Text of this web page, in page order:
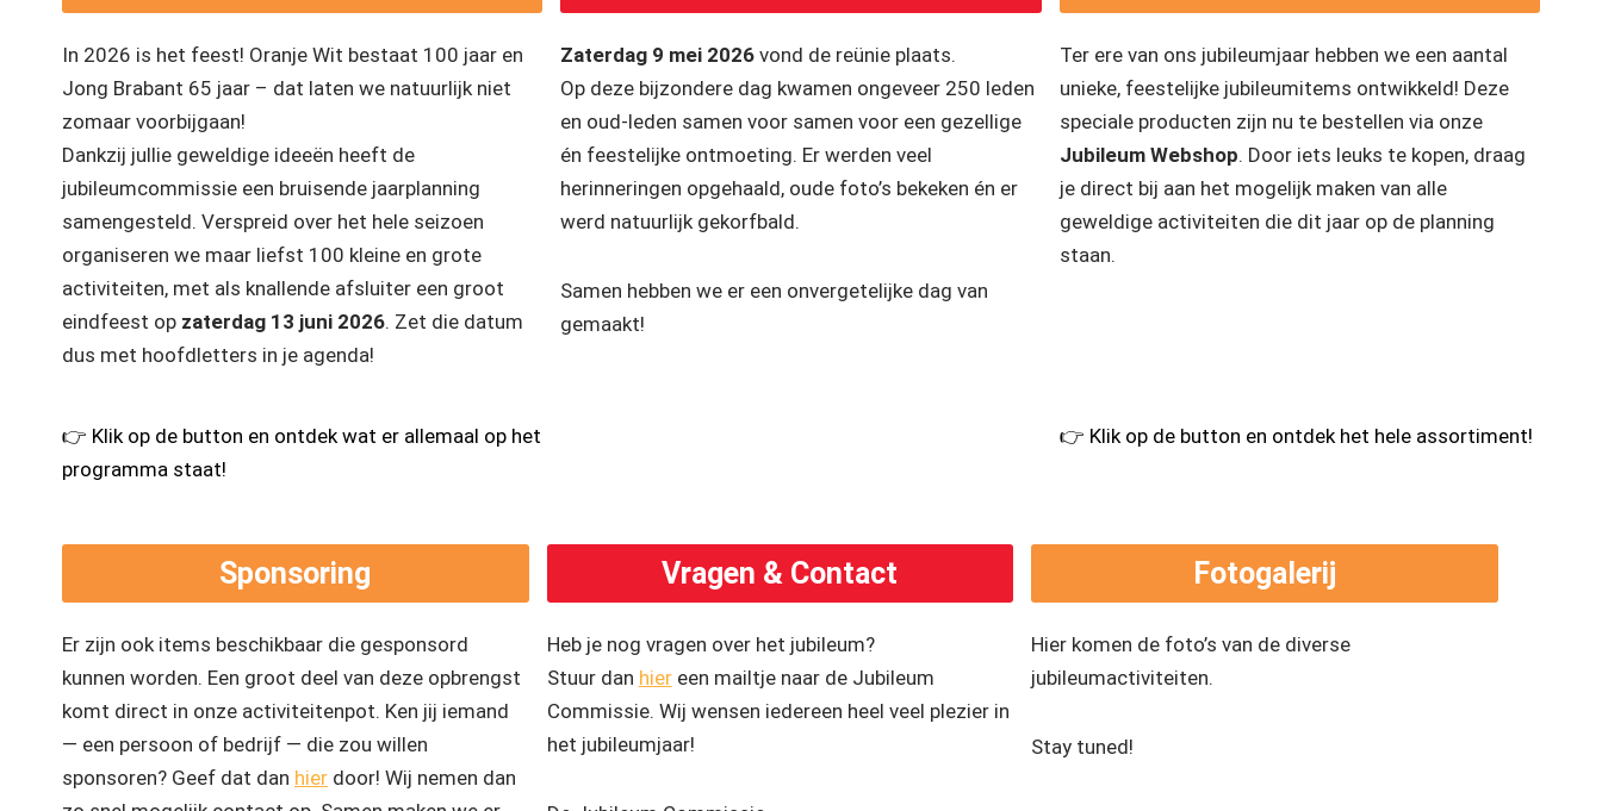
In 2026 is het feest! Oranje Wit bestaat 100 jaar en
Jong Brabant 65 jaar – dat laten we natuurlijk niet
zomaar voorbijgaan!
Dankzij jullie geweldige ideeën heeft de
jubileumcommissie een bruisende jaarplanning
samengesteld. Verspreid over het hele seizoen
organiseren we maar liefst 100 kleine en grote
activiteiten, met als knallende afsluiter een groot
eindfeest op zaterdag 13 juni 2026. Zet die datum
dus met hoofdletters in je agenda!
👉 Klik op de button en ontdek wat er allemaal op het
programma staat!
Zaterdag 9 mei 2026 vond de reünie plaats.
Op deze bijzondere dag kwamen ongeveer 250 leden
en oud-leden samen voor samen voor een gezellige
én feestelijke ontmoeting. Er werden veel
herinneringen opgehaald, oude foto’s bekeken én er
werd natuurlijk gekorfbald.
Samen hebben we er een onvergetelijke dag van
gemaakt!
Ter ere van ons jubileumjaar hebben we een aantal
unieke, feestelijke jubileumitems ontwikkeld! Deze
speciale producten zijn nu te bestellen via onze
Jubileum Webshop. Door iets leuks te kopen, draag
je direct bij aan het mogelijk maken van alle
geweldige activiteiten die dit jaar op de planning
staan.
👉 Klik op de button en ontdek het hele assortiment!
Sponsoring
Er zijn ook items beschikbaar die gesponsord
kunnen worden. Een groot deel van deze opbrengst
komt direct in onze activiteitenpot. Ken jij iemand
— een persoon of bedrijf — die zou willen
sponsoren? Geef dat dan hier door! Wij nemen dan
Vragen & Contact
Heb je nog vragen over het jubileum?
Stuur dan hiereen mailtje naar de Jubileum
Commissie. Wij wensen iedereen heel veel plezier in
het jubileumjaar!
Fotogalerij
Hier komen de foto’s van de diverse
jubileumactiviteiten.
Stay tuned!